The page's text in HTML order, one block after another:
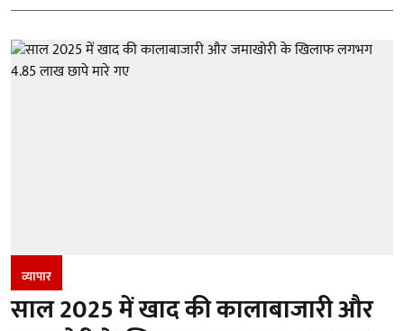
व्यापार
साल 2025 में खाद की कालाबाजारी और